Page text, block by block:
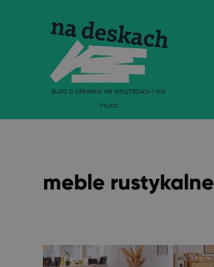
BLOG O DREWNIE WE WNĘTRZACH I NIE
TYLKO
meble rustykalne